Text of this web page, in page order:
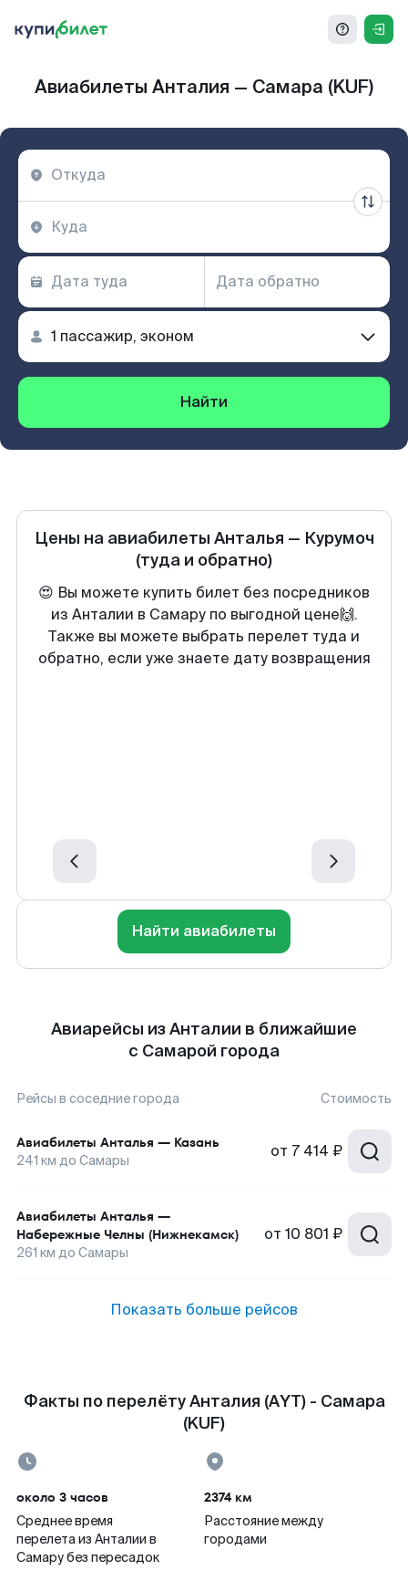
Авиабилеты Анталия — Самара (KUF)
Найти
Цены на авиабилеты Анталья — Курумоч
(туда и обратно)
😍 Вы можете купить билет без посредников
из Анталии в Самару по выгодной цене🙌.
Также вы можете выбрать перелет туда и
обратно, если уже знаете дату возвращения
Найти авиабилеты
Авиарейсы из Анталии в ближайшие
с Самарой города
Рейсы в соседние города Стоимость
Авиабилеты Анталья — Казань
241 км до Самары от 7 414 ₽
Авиабилеты Анталья —
Набережные Челны (Нижнекамск)
261 км до Самары
от 10 801 ₽
Показать больше рейсов
Факты по перелёту Анталия (AYT) - Самара
(KUF)
около 3 часов
Среднее время
перелета из Анталии в
Самару без пересадок
2374 км
Расстояние между
городами